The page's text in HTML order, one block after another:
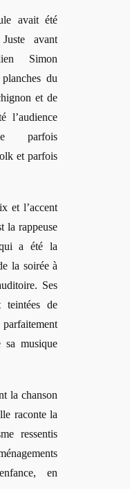
avait été
avant
Simon
du
et de
l’audience
parfois
et parfois
et l’accent
la rappeuse
qui a été la
la soirée à
Ses
teintées de
sa musique
la chanson
raconte la
ressentis
en